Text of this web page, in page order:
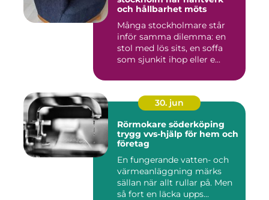
och hållbarhet möts
Många stockholmare står
inför samma dilemma: en
stol med lös sits, en soffa
som sjunkit ihop eller e...
30. jun
Rörmokare söderköping
trygg vvs-hjälp för hem och
företag
En fungerande vatten- och
värmeanläggning märks
sällan när allt rullar på. Men
så fort en läcka upps...